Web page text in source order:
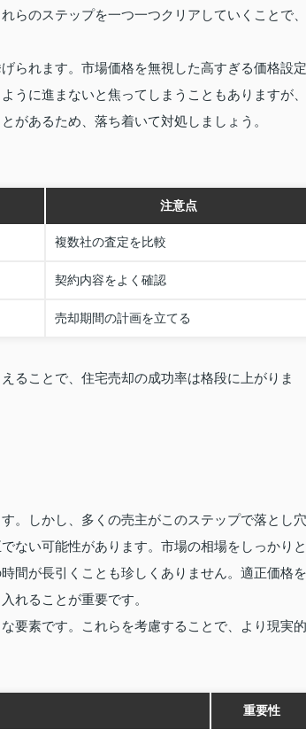
らのステップを一つ一つクリアしていくことで、
られます。市場価格を無視した高すぎる価格設定
うに進まないと焦ってしまうこともありますが、
があるため、落ち着いて対処しましょう。
注意点
複数社の査定を比較
契約内容をよく確認
売却期間の計画を立てる
ることで、住宅売却の成功率は格段に上がりま
。しかし、多くの売主がこのステップで落とし穴
ない可能性があります。市場の相場をしっかりと
間が長引くことも珍しくありません。適正価格を
れることが重要です。
要素です。これらを考慮することで、より現実的
重要性